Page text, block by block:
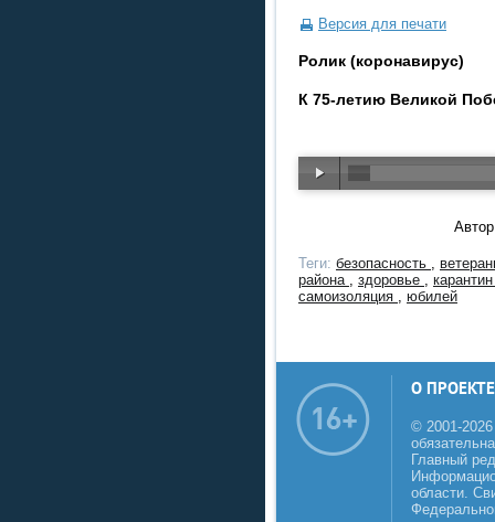
Версия для печати
Ролик (коронавирус)
К 75-летию Великой
Теги: безопасность ,
района , здоровье ,
самоизоляция , юбилей
О ПРОЕКТЕ
© 2001-
Главный
области.